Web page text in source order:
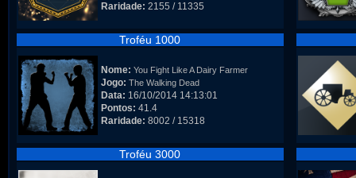
Raridade: 2155 / 11335
Troféu 1000
Nome: You Fight Like A Dairy Farmer
Jogo: The Walking Dead
Data: 16/10/2014 14:13:01
Pontos: 41.4
Raridade: 8002 / 15318
Troféu 3000